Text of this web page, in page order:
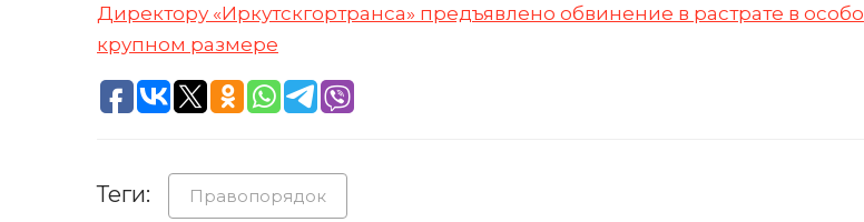
Директору «Иркутскгортранса» предъявлено обвинение в растрате в особо
крупном размере
Теги: Правопорядок